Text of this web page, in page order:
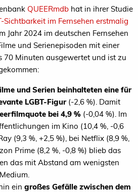
QUEERmdb hat in ihrer Studie
Sichtbarkeit im Fernsehen erstmalig
Jahr 2024 im deutschen Fernsehen
und Serienepisoden mit einer
70 Minuten ausgewertet und ist zu
und Serien beinhalteten eine für
LGBT-Figur(-2,6 %). Damit
bei 4,9 % (-0,04 %). Im
im Kino (10,4 %, -0,6
(9,3 %, +2,5 %), bei Netflix (8,9 %,
Prime (8,2 %, -0,8 %) blieb das
das mit Abstand am wenigsten
ein großes Gefälle zwischen dem